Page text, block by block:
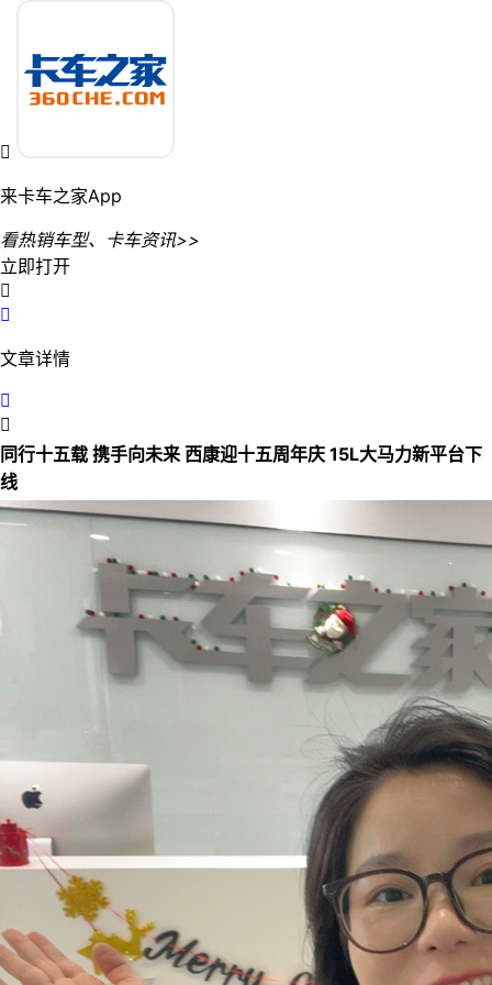

来卡车之家App
看热销车型、卡车资讯>>
立即打开


文章详情


同行十五载 携手向未来 西康迎十五周年庆 15L大马力新平台下
线